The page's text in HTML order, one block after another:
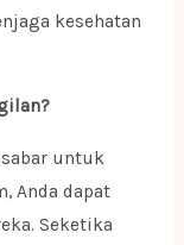
kesehatan
untuk
Anda dapat
Seketika